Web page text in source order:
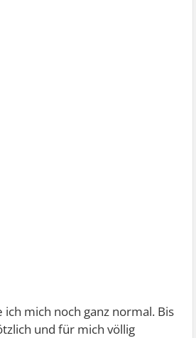
mich noch ganz normal. Bis
und für mich völlig